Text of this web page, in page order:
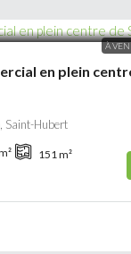
À
en plein
Saint-Hubert
151m²